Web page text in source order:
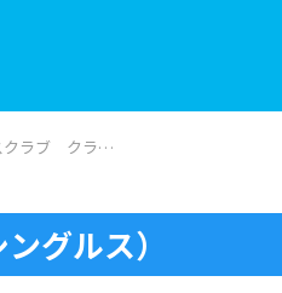
クラブ クラ…
グルス）